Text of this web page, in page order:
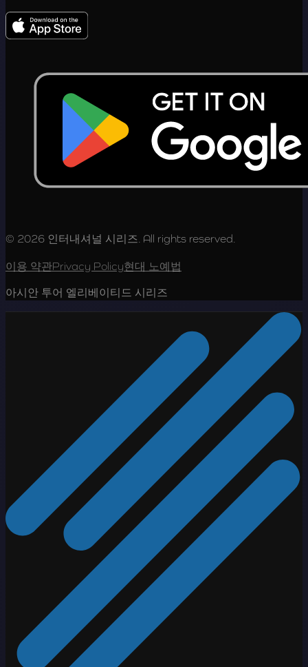
© 2026 인터내셔널 시리즈. All rights reserved.
이용 약관Privacy Policy현대 노예법
아시안 투어 엘리베이티드 시리즈